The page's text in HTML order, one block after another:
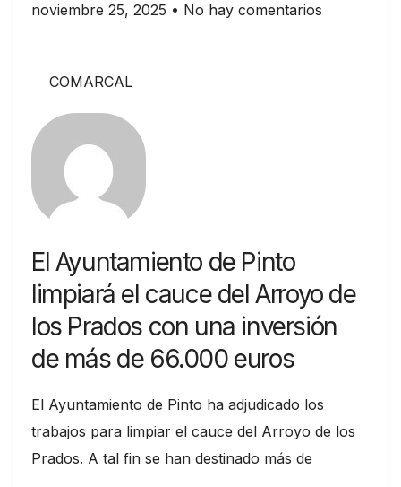
noviembre 25, 2025
No hay comentarios
COMARCAL
El Ayuntamiento de Pinto
limpiará el cauce del Arroyo de
los Prados con una inversión
de más de 66.000 euros
El Ayuntamiento de Pinto ha adjudicado los
trabajos para limpiar el cauce del Arroyo de los
Prados. A tal fin se han destinado más de